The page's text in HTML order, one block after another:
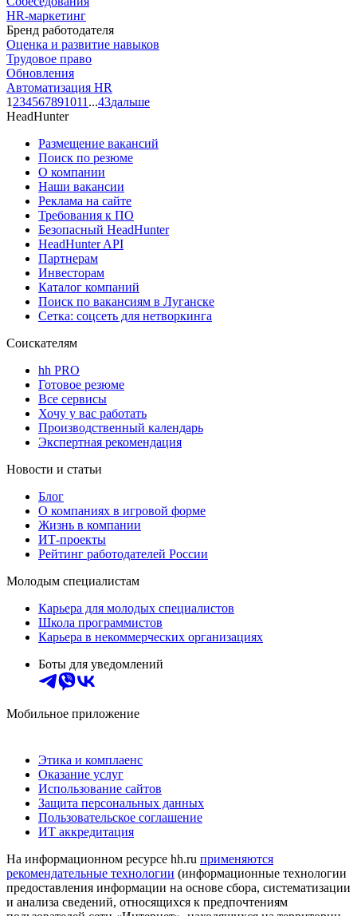
HR-маркетинг
Бренд работодателя
Оценка и развитие навыков
Трудовое право
Обновления
Автоматизация HR
1 234567891011 ...43дальше
HeadHunter
Размещение вакансий
Поиск по резюме
О компании
Наши вакансии
Реклама на сайте
Требования к ПО
Безопасный HeadHunter
HeadHunter API
Партнерам
Инвесторам
Каталог компаний
Поиск по вакансиям в Луганске
Сетка: соцсеть для нетворкинга
Соискателям
hh PRO
Готовое резюме
Все сервисы
Хочу у вас работать
Производственный календарь
Экспертная рекомендация
Новости и статьи
Блог
О компаниях в игровой форме
Жизнь в компании
ИТ-проекты
Рейтинг работодателей России
Молодым специалистам
Карьера для молодых специалистов
Школа программистов
Карьера в некоммерческих организациях
Боты для уведомлений
Мобильное приложение
Этика и комплаенс
Оказание услуг
Использование сайтов
Защита персональных данных
Пользовательское соглашение
ИТ аккредитация
На информационном ресурсе hh.ru применяются
рекомендательные технологии (информационные технологии
предоставления информации на основе сбора, систематизации
и анализа сведений, относящихся к предпочтениям